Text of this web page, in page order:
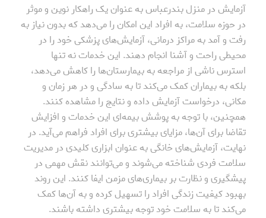
آزمایش در منزل بندرعباس به عنوان یک راهکار نوین و موثر
در حوزه سلامت، به افراد این امکان را می‌دهد که بدون نیاز به
رفت و آمد به مراکز درمانی، آزمایش‌های پزشکی خود را در
محیطی راحت و آشنا انجام دهند. این خدمات نه تنها
استرس ناشی از مراجعه به بیمارستان‌ها را کاهش می‌دهد،
بلکه به بیماران کمک می‌کند تا به سادگی و در هر زمان و
مکانی، درخواست آزمایش داده و نتایج را مشاهده کنند.
همچنین، با توجه به پوشش بیمه‌ای این خدمات و افزایش
تقاضا برای آن‌ها، مزایای بیشتری برای افراد فراهم می‌آید. در
نهایت، آزمایش‌های خانگی به عنوان ابزاری کلیدی در مدیریت
سلامت فردی شناخته می‌شوند و می‌توانند نقش مهمی در
پیشگیری و نظارت بر بیماری‌های مزمن ایفا کنند. این روند
بهبود کیفیت زندگی افراد را تسهیل کرده و به آن‌ها کمک
می‌کند تا به سلامت خود توجه بیشتری داشته باشند.